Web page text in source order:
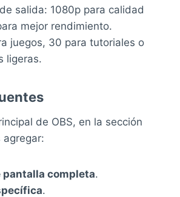
salida: 1080p para calidad
mejor rendimiento.
juegos, 30 para tutoriales o
ligeras.
de OBS, en la sección
agregar:
pantalla completa.
.